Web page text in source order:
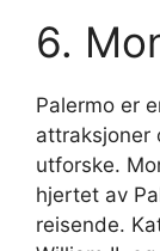
6.
Palermo er
attraksjoner
utforske.
hjertet av
reisende.